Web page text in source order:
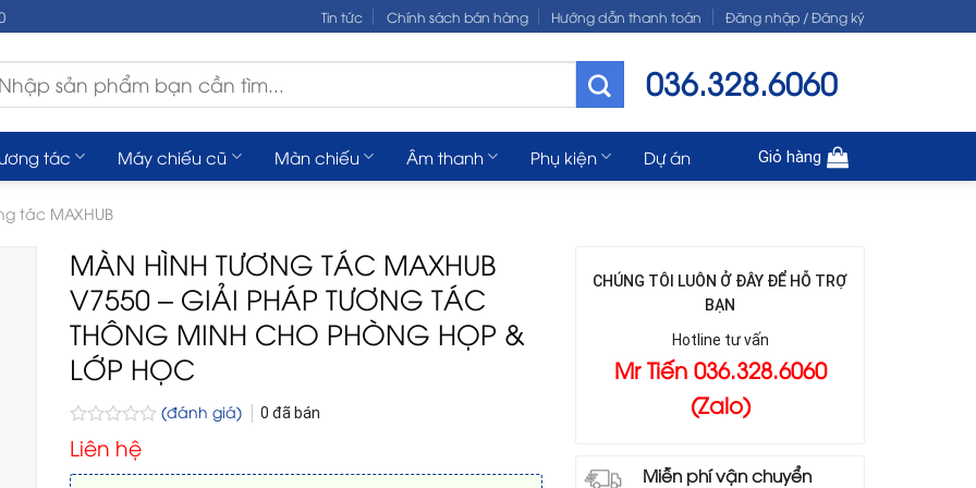
Tin tức Chính sách bán hàng Hướng dẫn thanh toán Đăng nhập / Đăng ký
036.328.6060
tác Máy chiếu cũ Màn chiếu Âm thanh Phụ kiện Dự án Giỏ hàng
tác MAXHUB
MÀN HÌNH TƯƠNG TÁC MAXHUB
V7550 – GIẢI PHÁP TƯƠNG TÁC
THÔNG MINH CHO PHÒNG HỌP &
LỚP HỌC
Được
xếp
hạng
(đánh giá) 0 đã bán
Liên hệ
CHÚNG TÔI LUÔN Ở ĐÂY ĐỂ HỖ TRỢ
BẠN
Hotline tư vấn
Mr Tiến 036.328.6060
(Zalo)
Miễn phí vận chuyển